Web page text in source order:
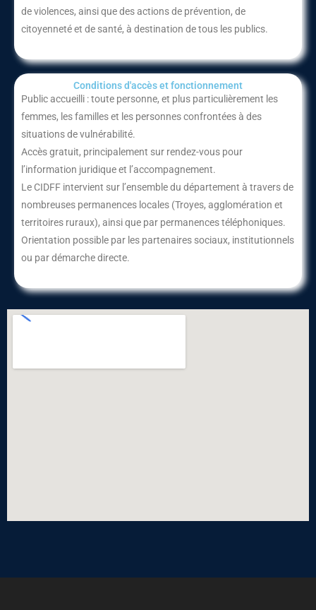
de violences, ainsi que des actions de prévention, de
citoyenneté et de santé, à destination de tous les publics.
Conditions d'accès et fonctionnement​
Public accueilli : toute personne, et plus particulièrement les
femmes, les familles et les personnes confrontées à des
situations de vulnérabilité.
Accès gratuit, principalement sur rendez-vous pour
l’information juridique et l’accompagnement.
Le CIDFF intervient sur l’ensemble du département à travers de
nombreuses permanences locales (Troyes, agglomération et
territoires ruraux), ainsi que par permanences téléphoniques.
Orientation possible par les partenaires sociaux, institutionnels
ou par démarche directe.